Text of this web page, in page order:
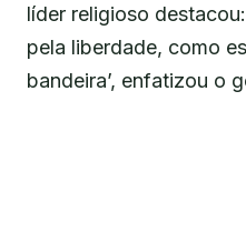
líder religioso
pela liberdade, como
bandeira’, enfatizou o